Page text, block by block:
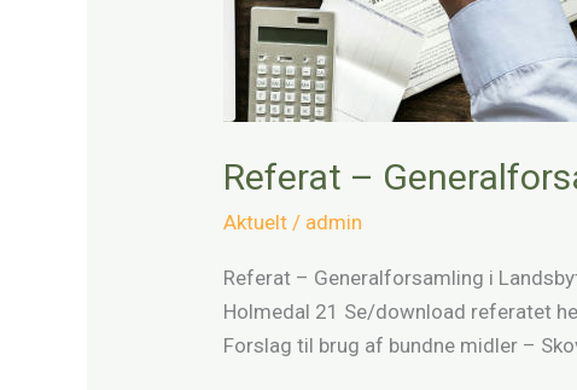
Referat –
Aktuelt / admin
Referat – Generalforsamling i
Holmedal 21 Se/download referatet
Forslag til brug af bundne midler –